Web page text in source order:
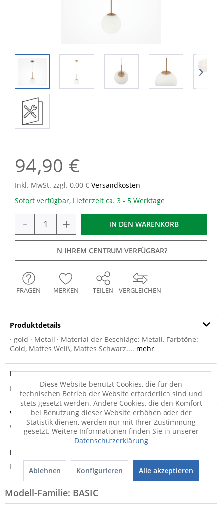
94,90 €
Inkl. MwSt. zzgl. 0,00 € Versandkosten
Sofort verfügbar, Lieferzeit ca. 3 - 5 Werktage
- + IN DEN WARENKORB
IN IHREM CENTRUM VERFÜGBAR?
VERGLEICHEN
FRAGEN MERKEN TEILEN
Produktdetails
· gold · Metall · Material der Beschläge: Metall. Farbtöne:
Gold, Mattes Weiß, Mattes Schwarz.... mehr
Produktsicherheit
Produktsicherheit
Versandinfo
Weitere Informationen zum Versand...
Entsorgungshinweis
Hinweis zur Entsorgung von Elektrogeräten
Modell-Familie: BASIC
Diese Website benutzt Cookies, die für den
technischen Betrieb der Website erforderlich sind und
stets gesetzt werden. Andere Cookies, die den Komfort
bei Benutzung dieser Website erhöhen oder der
Statistik dienen, werden nur mit Ihrer Zustimmung
gesetzt. Weitere Informationen finden Sie in unserer
Datenschutzerklärung
Ablehnen Konfigurieren Alle akzeptieren